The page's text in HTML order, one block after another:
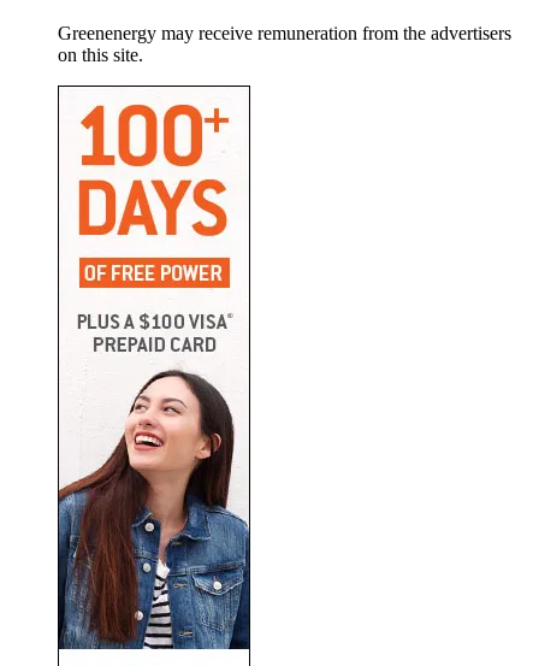
Greenenergy may receive remuneration from the advertisers
on this site.